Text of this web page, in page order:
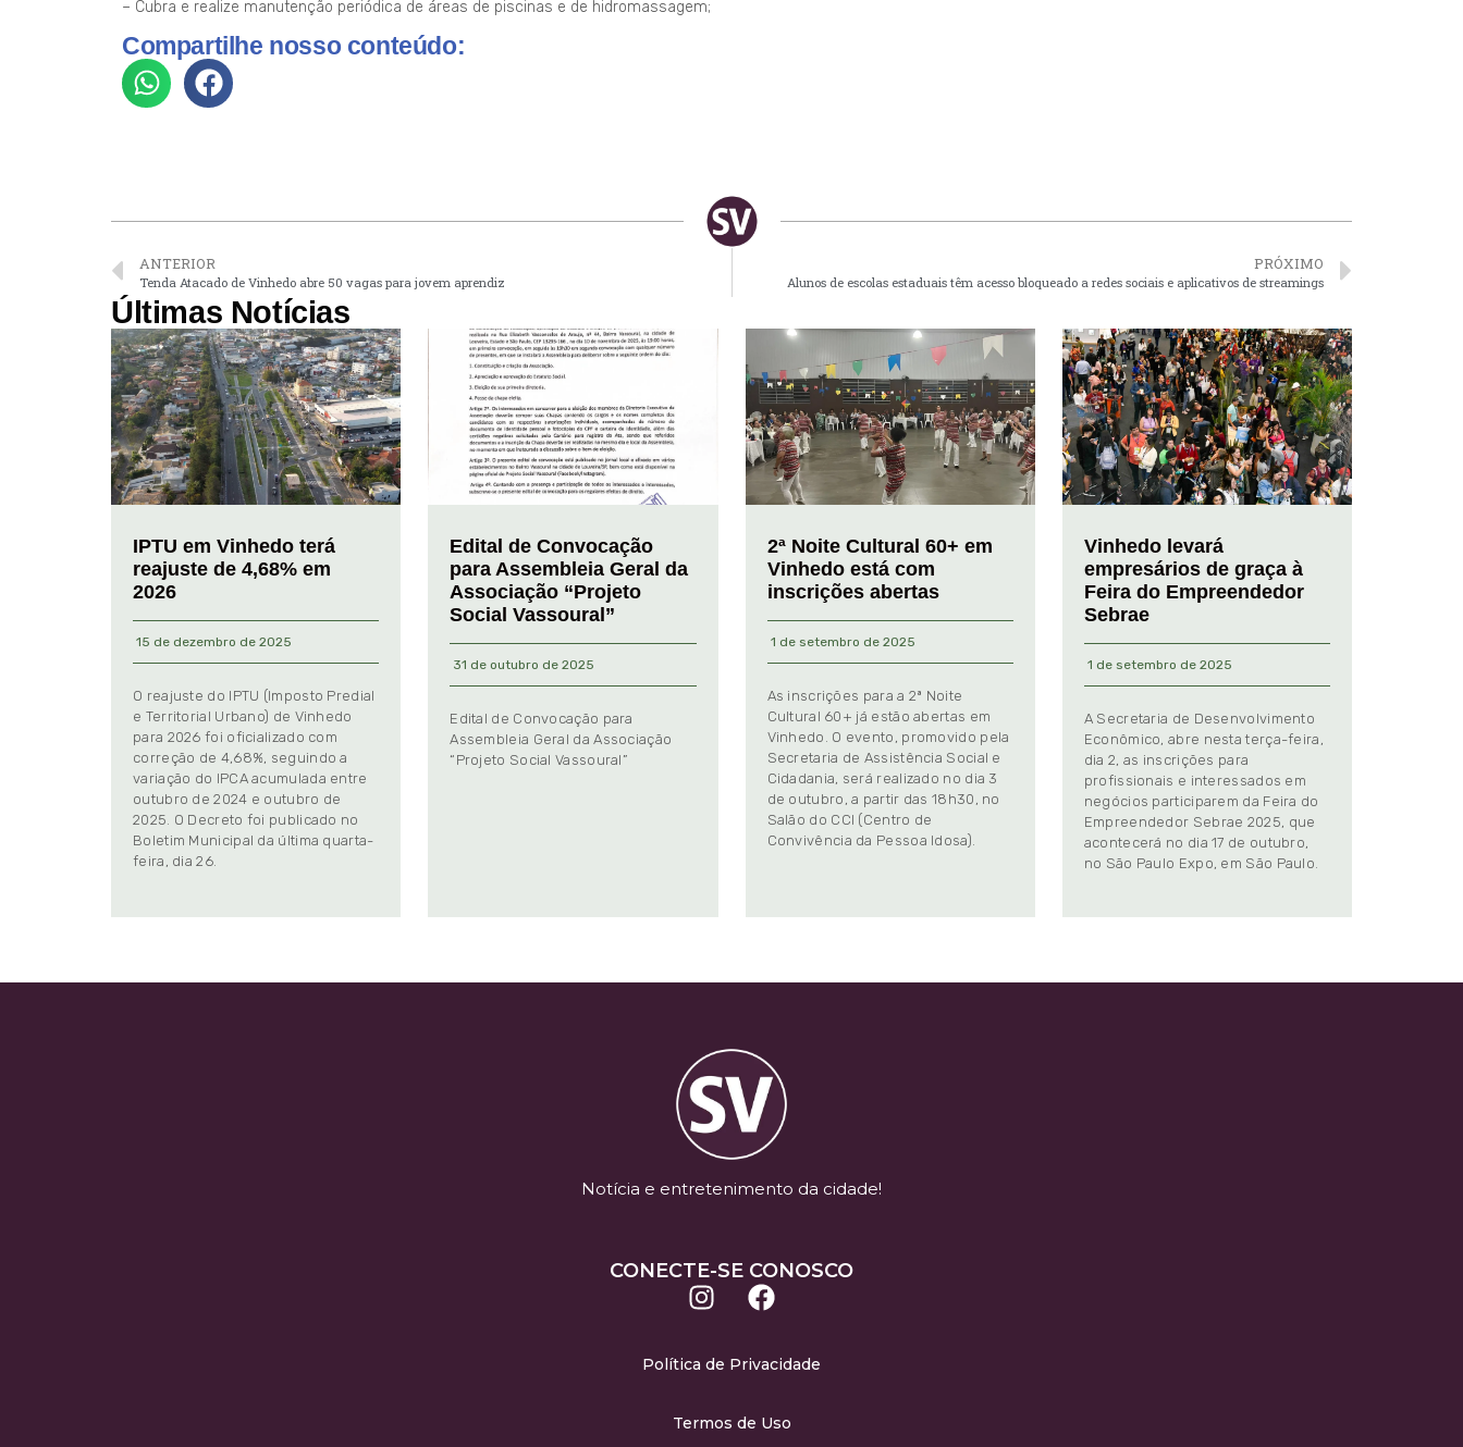
– Cubra e realize manutenção periódica de áreas de piscinas e de hidromassagem;
Compartilhe nosso conteúdo:
ANTERIOR
Tenda Atacado de Vinhedo abre 50 vagas para jovem aprendiz
PRÓXIMO
Alunos de escolas estaduais têm acesso bloqueado a redes sociais e aplicativos de streamings
Últimas Notícias
IPTU em Vinhedo terá
reajuste de 4,68% em
2026
15 de dezembro de 2025
O reajuste do IPTU (Imposto Predial
e Territorial Urbano) de Vinhedo
para 2026 foi oficializado com
correção de 4,68%, seguindo a
variação do IPCA acumulada entre
outubro de 2024 e outubro de
2025. O Decreto foi publicado no
Boletim Municipal da última quarta-
feira, dia 26.
Edital de Convocação
para Assembleia Geral da
Associação “Projeto
Social Vassoural”
31 de outubro de 2025
Edital de Convocação para
Assembleia Geral da Associação
“Projeto Social Vassoural”
2ª Noite Cultural 60+ em
Vinhedo está com
inscrições abertas
1 de setembro de 2025
As inscrições para a 2ª Noite
Cultural 60+ já estão abertas em
Vinhedo. O evento, promovido pela
Secretaria de Assistência Social e
Cidadania, será realizado no dia 3
de outubro, a partir das 18h30, no
Salão do CCI (Centro de
Convivência da Pessoa Idosa).
Vinhedo levará
empresários de graça à
Feira do Empreendedor
Sebrae
1 de setembro de 2025
A Secretaria de Desenvolvimento
Econômico, abre nesta terça-feira,
dia 2, as inscrições para
profissionais e interessados em
negócios participarem da Feira do
Empreendedor Sebrae 2025, que
acontecerá no dia 17 de outubro,
no São Paulo Expo, em São Paulo.
Notícia e entretenimento da cidade!
CONECTE-SE CONOSCO
Política de Privacidade
Termos de Uso